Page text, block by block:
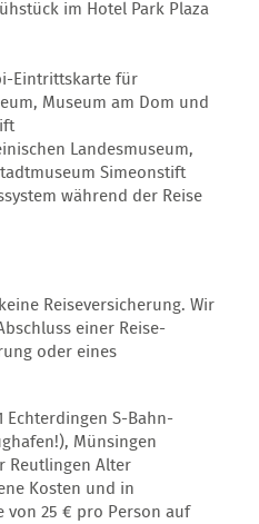
im Hotel Park Plaza
Eintrittskarte für
Museum am Dom und
Landesmuseum,
Simeonstift
während der Reise
Reiseversicherung. Wir
einer Reise-
oder eines
Echterdingen S-Bahn-
Münsingen
Reutlingen Alter
Kosten und in
von 25 € pro Person auf